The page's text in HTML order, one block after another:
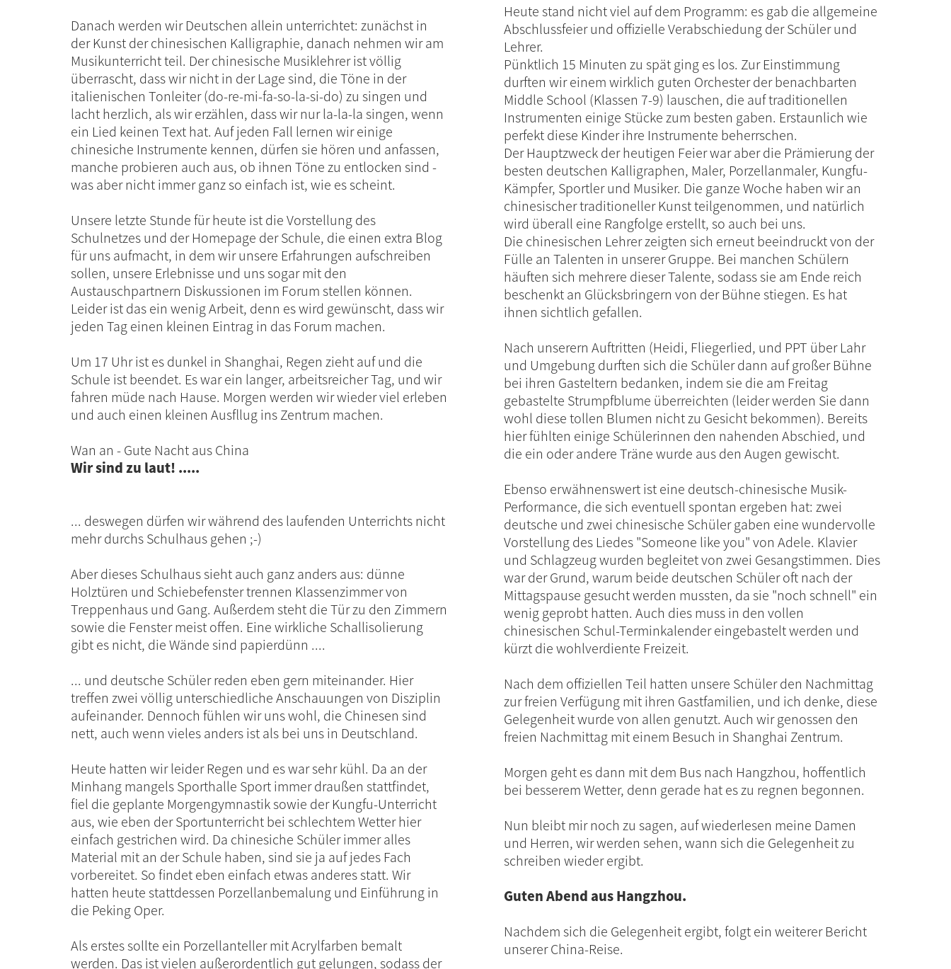
Danach werden wir Deutschen allein unterrichtet: zunächst in
der Kunst der chinesischen Kalligraphie, danach nehmen wir am
Musikunterricht teil. Der chinesische Musiklehrer ist völlig
überrascht, dass wir nicht in der Lage sind, die Töne in der
italienischen Tonleiter (do-re-mi-fa-so-la-si-do) zu singen und
lacht herzlich, als wir erzählen, dass wir nur la-la-la singen, wenn
ein Lied keinen Text hat. Auf jeden Fall lernen wir einige
chinesiche Instrumente kennen, dürfen sie hören und anfassen,
manche probieren auch aus, ob ihnen Töne zu entlocken sind -
was aber nicht immer ganz so einfach ist, wie es scheint.
Unsere letzte Stunde für heute ist die Vorstellung des
Schulnetzes und der Homepage der Schule, die einen extra Blog
für uns aufmacht, in dem wir unsere Erfahrungen aufschreiben
sollen, unsere Erlebnisse und uns sogar mit den
Austauschpartnern Diskussionen im Forum stellen können.
Leider ist das ein wenig Arbeit, denn es wird gewünscht, dass wir
jeden Tag einen kleinen Eintrag in das Forum machen.
Um 17 Uhr ist es dunkel in Shanghai, Regen zieht auf und die
Schule ist beendet. Es war ein langer, arbeitsreicher Tag, und wir
fahren müde nach Hause. Morgen werden wir wieder viel erleben
und auch einen kleinen Ausfllug ins Zentrum machen.
Wan an - Gute Nacht aus China
Wir sind zu laut! .....
... deswegen dürfen wir während des laufenden Unterrichts nicht
mehr durchs Schulhaus gehen ;-)
Aber dieses Schulhaus sieht auch ganz anders aus: dünne
Holztüren und Schiebefenster trennen Klassenzimmer von
Treppenhaus und Gang. Außerdem steht die Tür zu den Zimmern
sowie die Fenster meist offen. Eine wirkliche Schallisolierung
gibt es nicht, die Wände sind papierdünn ....
... und deutsche Schüler reden eben gern miteinander. Hier
treffen zwei völlig unterschiedliche Anschauungen von Disziplin
aufeinander. Dennoch fühlen wir uns wohl, die Chinesen sind
nett, auch wenn vieles anders ist als bei uns in Deutschland.
Heute hatten wir leider Regen und es war sehr kühl. Da an der
Minhang mangels Sporthalle Sport immer draußen stattfindet,
fiel die geplante Morgengymnastik sowie der Kungfu-Unterricht
aus, wie eben der Sportunterricht bei schlechtem Wetter hier
einfach gestrichen wird. Da chinesiche Schüler immer alles
Material mit an der Schule haben, sind sie ja auf jedes Fach
vorbereitet. So findet eben einfach etwas anderes statt. Wir
hatten heute stattdessen Porzellanbemalung und Einführung in
die Peking Oper.
Als erstes sollte ein Porzellanteller mit Acrylfarben bemalt
werden. Das ist vielen außerordentlich gut gelungen, sodass der
Heute stand nicht viel auf dem Programm: es gab die allgemeine
Abschlussfeier und offizielle Verabschiedung der Schüler und
Lehrer.
Pünktlich 15 Minuten zu spät ging es los. Zur Einstimmung
durften wir einem wirklich guten Orchester der benachbarten
Middle School (Klassen 7-9) lauschen, die auf traditionellen
Instrumenten einige Stücke zum besten gaben. Erstaunlich wie
perfekt diese Kinder ihre Instrumente beherrschen.
Der Hauptzweck der heutigen Feier war aber die Prämierung der
besten deutschen Kalligraphen, Maler, Porzellanmaler, Kungfu-
Kämpfer, Sportler und Musiker. Die ganze Woche haben wir an
chinesischer traditioneller Kunst teilgenommen, und natürlich
wird überall eine Rangfolge erstellt, so auch bei uns.
Die chinesischen Lehrer zeigten sich erneut beeindruckt von der
Fülle an Talenten in unserer Gruppe. Bei manchen Schülern
häuften sich mehrere dieser Talente, sodass sie am Ende reich
beschenkt an Glücksbringern von der Bühne stiegen. Es hat
ihnen sichtlich gefallen.
Nach unserern Auftritten (Heidi, Fliegerlied, und PPT über Lahr
und Umgebung durften sich die Schüler dann auf großer Bühne
bei ihren Gasteltern bedanken, indem sie die am Freitag
gebastelte Strumpfblume überreichten (leider werden Sie dann
wohl diese tollen Blumen nicht zu Gesicht bekommen). Bereits
hier fühlten einige Schülerinnen den nahenden Abschied, und
die ein oder andere Träne wurde aus den Augen gewischt.
Ebenso erwähnenswert ist eine deutsch-chinesische Musik-
Performance, die sich eventuell spontan ergeben hat: zwei
deutsche und zwei chinesische Schüler gaben eine wundervolle
Vorstellung des Liedes "Someone like you" von Adele. Klavier
und Schlagzeug wurden begleitet von zwei Gesangstimmen. Dies
war der Grund, warum beide deutschen Schüler oft nach der
Mittagspause gesucht werden mussten, da sie "noch schnell" ein
wenig geprobt hatten. Auch dies muss in den vollen
chinesischen Schul-Terminkalender eingebastelt werden und
kürzt die wohlverdiente Freizeit.
Nach dem offiziellen Teil hatten unsere Schüler den Nachmittag
zur freien Verfügung mit ihren Gastfamilien, und ich denke, diese
Gelegenheit wurde von allen genutzt. Auch wir genossen den
freien Nachmittag mit einem Besuch in Shanghai Zentrum.
Morgen geht es dann mit dem Bus nach Hangzhou, hoffentlich
bei besserem Wetter, denn gerade hat es zu regnen begonnen.
Nun bleibt mir noch zu sagen, auf wiederlesen meine Damen
und Herren, wir werden sehen, wann sich die Gelegenheit zu
schreiben wieder ergibt.
Guten Abend aus Hangzhou.
Nachdem sich die Gelegenheit ergibt, folgt ein weiterer Bericht
unserer China-Reise.